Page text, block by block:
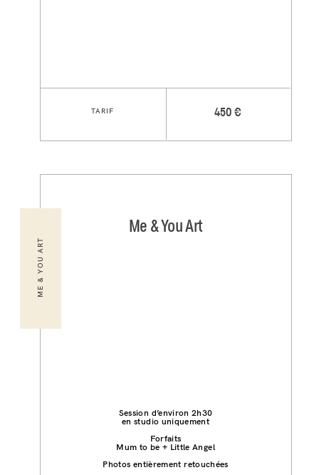
Me & You Art
ME & YOU ART
Session d’environ 2h30
en studio uniquement
Forfaits
Mum to be + Little Angel
Photos entièrement retouchées
450 €
TARIF